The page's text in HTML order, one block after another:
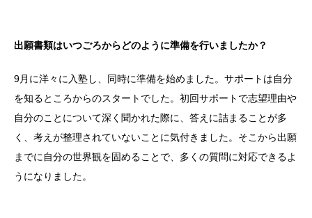
出願書類はいつごろからどのように準備を行いましたか？
9月に洋々に入塾し、同時に準備を始めました。サポートは自分
を知るところからのスタートでした。初回サポートで志望理由や
自分のことについて深く聞かれた際に、答えに詰まることが多
く、考えが整理されていないことに気付きました。そこから出願
までに自分の世界観を固めることで、多くの質問に対応できるよ
うになりました。